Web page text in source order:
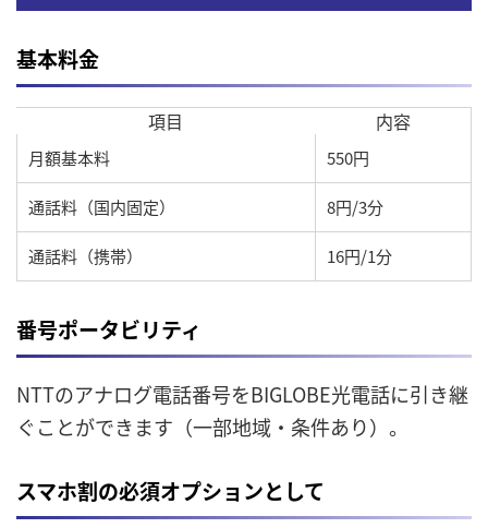
基本料金
項目 内容
月額基本料 550円
通話料（国内固定） 8円/3分
通話料（携帯） 16円/1分
番号ポータビリティ
NTTのアナログ電話番号をBIGLOBE光電話に引き継
ぐことができます（一部地域・条件あり）。
スマホ割の必須オプションとして